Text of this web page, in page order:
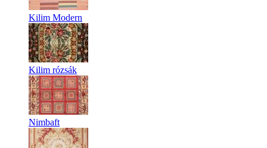
Kilim Modern
Kilim rózsák
Nimbaft